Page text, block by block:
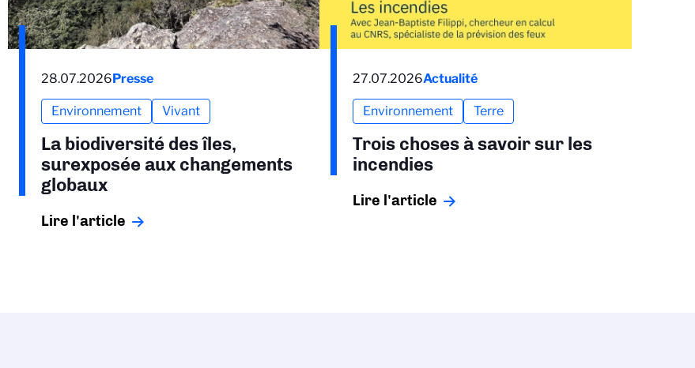
28.07.2026Presse
Environnement Vivant
La biodiversité des îles,
surexposée aux changements
globaux
Lire l'article
27.07.2026Actualité
Environnement Terre
Trois choses à savoir sur les
incendies
Lire l'article